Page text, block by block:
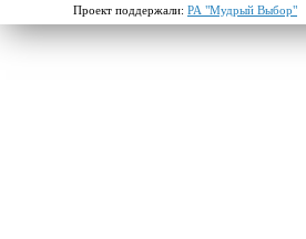
Проект поддержали: РА "Мудрый Выбор"